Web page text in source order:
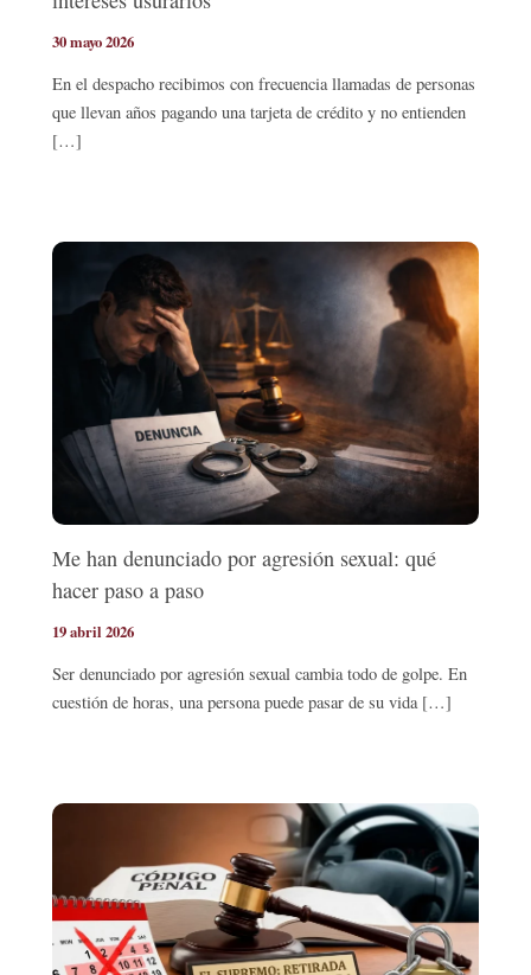
30 mayo 2026
En el despacho recibimos con frecuencia llamadas de personas
que llevan años pagando una tarjeta de crédito y no entienden
[…]
Me han denunciado por agresión sexual: qué
hacer paso a paso
19 abril 2026
Ser denunciado por agresión sexual cambia todo de golpe. En
cuestión de horas, una persona puede pasar de su vida […]